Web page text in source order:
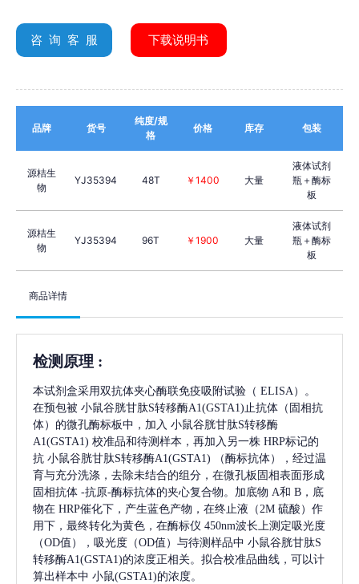
咨 询 客 服 下载说明书
品牌 货号
纯度/规
格
价格 库存 包装
源桔生
物
YJ35394 48T ￥1400 大量
液体试剂
瓶＋酶标
板
源桔生
物
YJ35394 96T ￥1900 大量
液体试剂
瓶＋酶标
板
商品详情
检测原理 :
本试剂盒采用双抗体夹心酶联免疫吸附试验（ ELISA）。
在预包被 小鼠谷胱甘肽S转移酶A1(GSTA1)止抗体（固相抗
体）的微孔酶标板中，加入 小鼠谷胱甘肽S转移酶
A1(GSTA1) 校准品和待测样本，再加入另一株 HRP标记的
抗 小鼠谷胱甘肽S转移酶A1(GSTA1)
（酶标抗体），经过温
育与充分洗涤，去除未结合的组分，在微孔板固相表面形成
固相抗体 -抗原-酶标抗体的夹心复合物。加底物 A和 B，底
物在 HRP催化下，产生蓝色产物，在终止液（2M 硫酸）作
用下，最终转化为黄色，在酶标仪 450nm波长上测定吸光度
（OD值），吸光度（OD值）与待测样品中 小鼠谷胱甘肽S
转移酶A1(GSTA1)的浓度正相关。拟合校准品曲线，可以计
算出样本中 小鼠(GSTA1)的浓度。